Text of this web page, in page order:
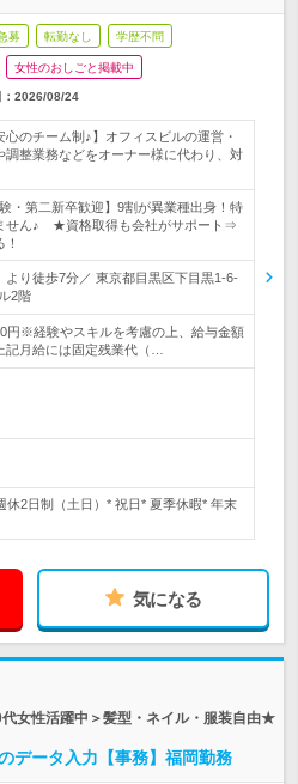
募 転勤なし 学歴不問
女性のおしごと掲載中
2026/08/24
心のチーム制♪】オフィスビルの運営・
調整業務などをオーナー様に代わり、対
・第二新卒歓迎】9割が異業種出身！特
せん♪ ★資格取得も会社がサポート⇒
より徒歩7分／ 東京都目黒区下目黒1-6-
2階
円※経験やスキルを考慮の上、給与金額
月給には固定残業代（…
2日制（土日）* 祝日* 夏季休暇* 年末
気になる
女性活躍中＞髪型・ネイル・服装自由★
データ入力【事務】福岡勤務